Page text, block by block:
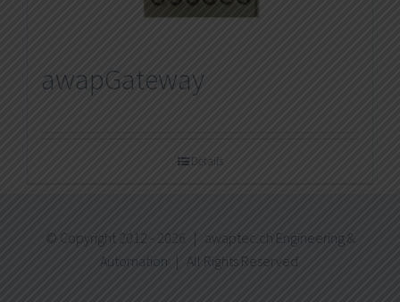
awapGateway
Details
© Copyright 2012 - 2026 | awaptec.ch Engineering &
Automation | All Rights Reserved